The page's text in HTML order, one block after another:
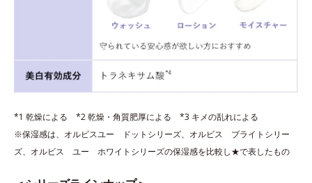
*1 乾燥による *2 乾燥・角質肥厚による *3 キメの乱れによる
※保湿感は、オルビスユー ドットシリーズ、オルビス ブライトシリー
ズ、オルビス ユー ホワイトシリーズの保湿感を比較し★で表したもの